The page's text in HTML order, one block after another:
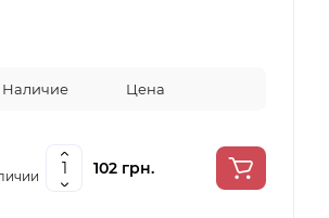
Наличие Цена
102 грн.